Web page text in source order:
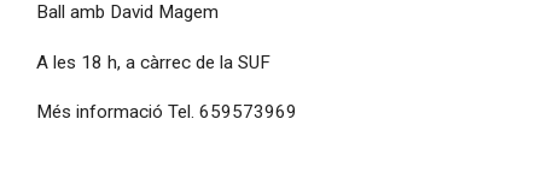
Ball amb David Magem
A les 18 h, a càrrec de la SUF
Més informació Tel. 659573969